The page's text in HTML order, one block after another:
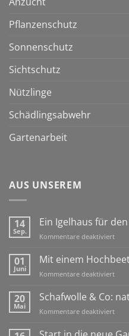
Pflanzenschutz
Sonnenschutz
Sichtschutz
Nützlinge
Schädlingsabwehr
Gartenarbeit
AUS UNSEREM
14
Sep.
Ein Igelhaus für
Kommentare deaktiviertfür
für
den
01
Juni
Mit einem
Kommentare deaktiviertfür
20
Mai
Schafwolle & Co:
Kommentare deaktiviertfür
&